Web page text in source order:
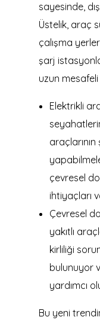
sayesinde,
Üstelik, araç
çalışma
şarj
uzun
Elektrikli
çevresel
ihtiyaçları
Çevresel
yakıtlı
kirliliği
bulunuyor
yardımcı
Bu yeni